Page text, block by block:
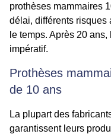
prothèses mammaires
délai, différents risques
le temps. Après 20
impératif.
Prothèses
de 10 ans
La plupart des
garantissent leurs